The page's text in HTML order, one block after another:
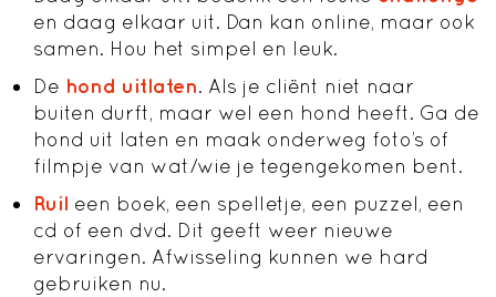
en daag elkaar uit. Dan kan online, maar ook
samen. Hou het simpel en leuk.
De hond uitlaten. Als je cliënt niet naar
buiten durft, maar wel een hond heeft. Ga de
hond uit laten en maak onderweg foto’s of
filmpje van wat/wie je tegengekomen bent.
Ruil een boek, een spelletje, een puzzel, een
cd of een dvd. Dit geeft weer nieuwe
ervaringen. Afwisseling kunnen we hard
gebruiken nu.